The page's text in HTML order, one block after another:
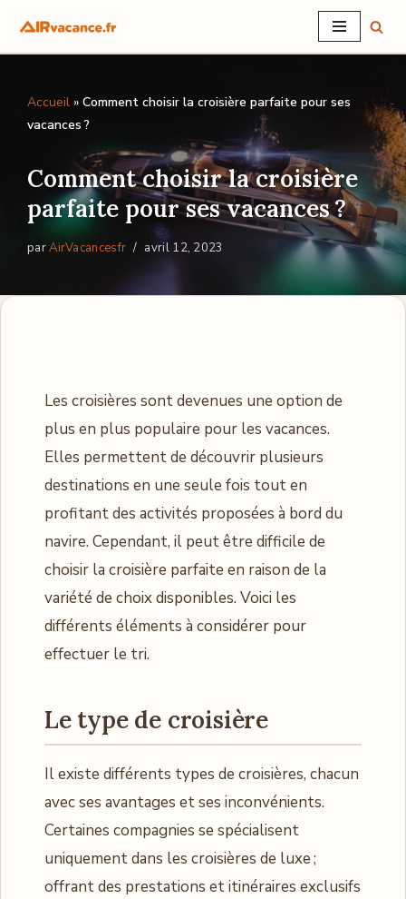
Aller
contenu
Accueil » Comment choisir la croisière parfaite pour ses
vacances ?
Comment choisir la croisière
parfaite pour ses vacances ?
parAirVacancesfr avril 12, 2023
Les croisières sont devenues une option de
plus en plus populaire pour les vacances.
Elles permettent de découvrir plusieurs
destinations en une seule fois tout en
profitant des activités proposées à bord du
navire. Cependant, il peut être difficile de
choisir la croisière parfaite en raison de la
variété de choix disponibles. Voici les
différents éléments à considérer pour
effectuer le tri.
Le type de croisière
Il existe différents types de croisières, chacun
avec ses avantages et ses inconvénients.
Certaines compagnies se spécialisent
uniquement dans les croisières de luxe ;
offrant des prestations et itinéraires exclusifs